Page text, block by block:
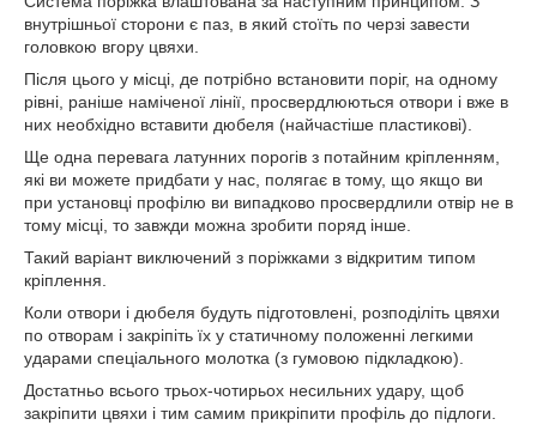
внутрішньої сторони є паз, в який стоїть по черзі завести
головкою вгору цвяхи.
Після цього у місці, де потрібно встановити поріг, на одному
рівні, раніше наміченої лінії, просвердлюються отвори і вже в
них необхідно вставити дюбеля (найчастіше пластикові).
Ще одна перевага латунних порогів з потайним кріпленням,
які ви можете придбати у нас, полягає в тому, що якщо ви
при установці профілю ви випадково просвердлили отвір не в
тому місці, то завжди можна зробити поряд інше.
Такий варіант виключений з поріжками з відкритим типом
кріплення.
Коли отвори і дюбеля будуть підготовлені, розподіліть цвяхи
по отворам і закріпіть їх у статичному положенні легкими
ударами спеціального молотка (з гумовою підкладкою).
Достатньо всього трьох-чотирьох несильних удару, щоб
закріпити цвяхи і тим самим прикріпити профіль до підлоги.